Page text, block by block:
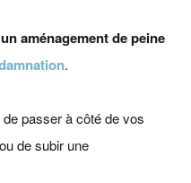
aménagement de peine
.
passer à côté de vos
de subir une